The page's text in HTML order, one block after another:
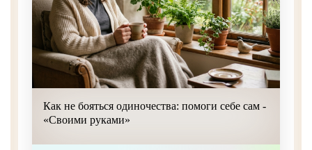
Как не бояться одиночества: помоги себе сам -
«Своими руками»